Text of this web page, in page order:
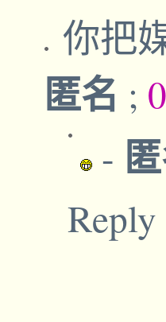
你把
匿名 ;
-
Reply